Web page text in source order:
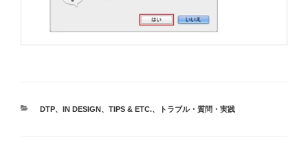
カ
DTP、 IN DESIGN、 TIPS & ETC.、 トラブル・質問・実践